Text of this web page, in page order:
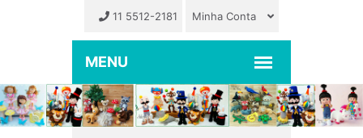
11 5512-2181 Minha Conta